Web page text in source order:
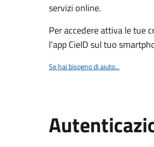
servizi online.
Per accedere attiva le tue
l'app CieID sul tuo
Se hai bisogno di aiuto...